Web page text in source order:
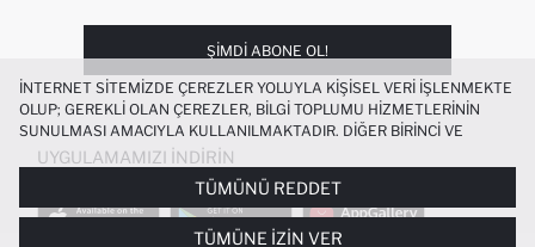
ŞIMDI ABONE OL!
UYGULAMAMIZI İNDIRIN
İNTERNET SITEMIZDE ÇEREZLER YOLUYLA KIŞISEL VERI IŞLENMEKTE
OLUP; GEREKLI OLAN ÇEREZLER, BILGI TOPLUMU HIZMETLERININ
SUNULMASI AMACIYLA KULLANILMAKTADIR. DIĞER BIRINCI VE
ÜÇÜNCÜ TARAF ÇEREZLER ISE SIZE DAHA IYI BIR ALIŞVERIŞ
DENEYIMI SUNULABILMESI, SITEMIZIN DAHA IŞLEVSEL KILINMASI VE
KIŞISELLEŞTIRMESI VE AÇIK RIZA VERMENIZ HALINDE, SIZLERE
YÖNELIK PAZARLAMA FAALIYETLERININ YAPILMASI AMAÇLARIYLA
SINIRLI OLARAK KULLANILACAKTIR. ÇEREZLERE DAIR TERCIHLERINIZI
TÜMÜNÜ REDDET
TÜMÜNE İZIN VER